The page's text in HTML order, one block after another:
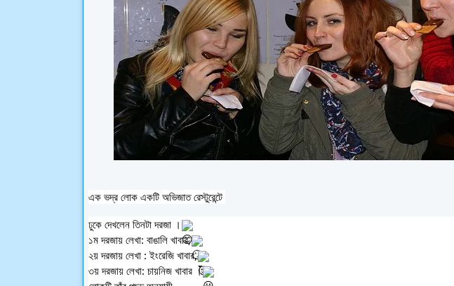
এক ভদ্র লোক একটি অভিজাত রেস্টুরেন্টে
ঢুকে দেখলেন তিনটা দরজা ।
১ম দরজায় লেখা: বাঙালি খাবার,
২য় দরজায় লেখা : ইংরেজি খাবার,
৩য় দরজায় লেখা: চায়নিজ খাবার ।